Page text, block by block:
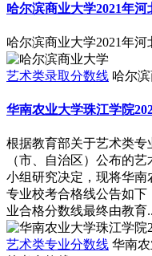
哈尔滨商业大学2021年
哈尔滨商业大学2021年
艺术类录取分数线 哈尔
华南农业大学珠江学院
根据教育部关于艺术类
（市、自治区）公布的
小组研究决定，现将华南
专业校考合格线公告如下
业合格分数线最终由教育..
艺术类专业分数线 华南